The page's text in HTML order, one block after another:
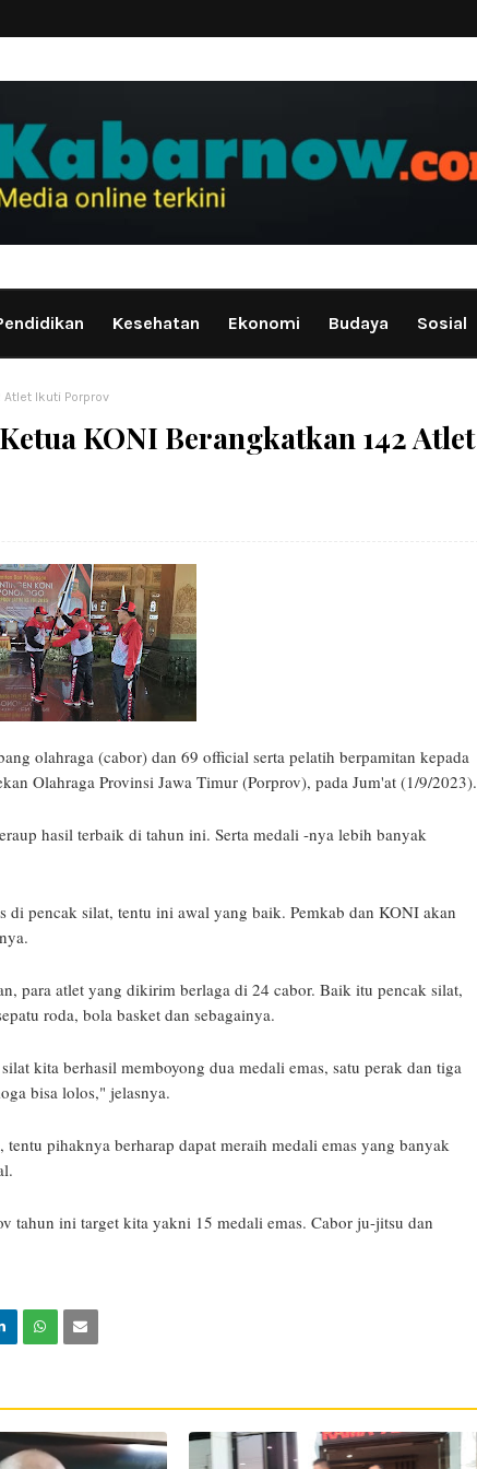
Kesehatan Ekonomi Budaya Sosial
Atlet Ikuti Porprov
KONI Berangkatkan 142 Atlet
olahraga (cabor) dan 69 official serta pelatih berpamitan kepada
Olahraga Provinsi Jawa Timur (Porprov), pada Jum'at (1/9/2023).
hasil terbaik di tahun ini. Serta medali -nya lebih banyak
di pencak silat, tentu ini awal yang baik. Pemkab dan KONI akan
para atlet yang dikirim berlaga di 24 cabor. Baik itu pencak silat,
roda, bola basket dan sebagainya.
kita berhasil memboyong dua medali emas, satu perak dan tiga
bisa lolos," jelasnya.
pihaknya berharap dapat meraih medali emas yang banyak
tahun ini target kita yakni 15 medali emas. Cabor ju-jitsu dan